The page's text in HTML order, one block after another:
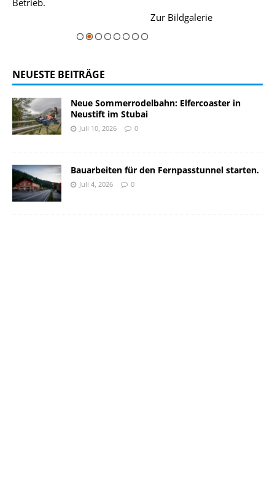
Zur Bildgalerie
NEUESTE BEITRÄGE
Neue Sommerrodelbahn: Elfercoaster in
Neustift im Stubai
Juli 10, 2026 0
Bauarbeiten für den Fernpasstunnel starten.
Juli 4, 2026 0